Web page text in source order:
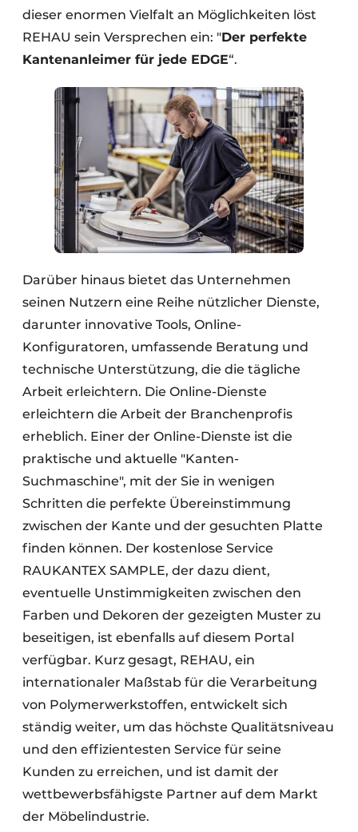
dieser enormen Vielfalt an Möglichkeiten löst
REHAU sein Versprechen ein: "Der perfekte
Kantenanleimer für jede EDGE“.
Darüber hinaus bietet das Unternehmen
seinen Nutzern eine Reihe nützlicher Dienste,
darunter innovative Tools, Online-
Konfiguratoren, umfassende Beratung und
technische Unterstützung, die die tägliche
Arbeit erleichtern. Die Online-Dienste
erleichtern die Arbeit der Branchenprofis
erheblich. Einer der Online-Dienste ist die
praktische und aktuelle "Kanten-
Suchmaschine", mit der Sie in wenigen
Schritten die perfekte Übereinstimmung
zwischen der Kante und der gesuchten Platte
finden können. Der kostenlose Service
RAUKANTEX SAMPLE, der dazu dient,
eventuelle Unstimmigkeiten zwischen den
Farben und Dekoren der gezeigten Muster zu
beseitigen, ist ebenfalls auf diesem Portal
verfügbar. Kurz gesagt, REHAU, ein
internationaler Maßstab für die Verarbeitung
von Polymerwerkstoffen, entwickelt sich
ständig weiter, um das höchste Qualitätsniveau
und den effizientesten Service für seine
Kunden zu erreichen, und ist damit der
wettbewerbsfähigste Partner auf dem Markt
der Möbelindustrie.